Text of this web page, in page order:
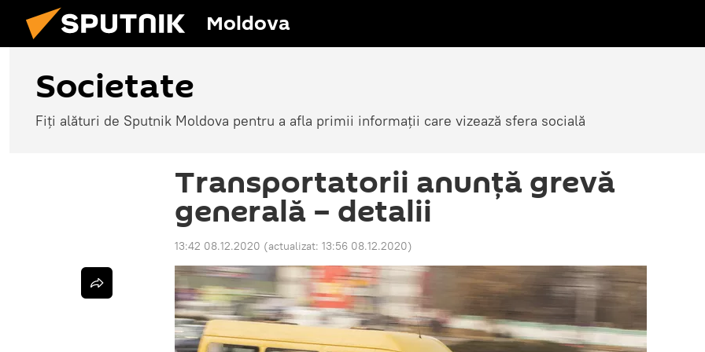
Moldova
Societate
Fiți alături de Sputnik Moldova pentru a afla primii informații care vizează sfera socială
Transportatorii anunță grevă
generală – detalii
13:42 08.12.2020 (actualizat: 13:56 08.12.2020)